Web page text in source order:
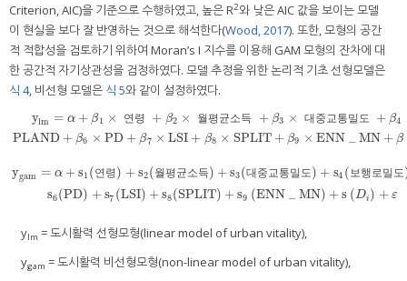
Criterion, AIC)을 기준으로 수행하였고, 높은 R2와 낮은 AIC 값을 보이는 모델
이 현실을 보다 잘 반영하는 것으로 해석한다(Wood, 2017). 또한, 모형의 공간
적 적합성을 검토하기 위하여 Moran’s I 지수를 이용해 GAM 모형의 잔차에 대
한 공간적 자기상관성을 검정하였다. 모델 추정을 위한 논리적 기초 선형모델은
식 4, 비선형 모델은 식 5와 같이 설정하였다.
ylm = α + β1 × 연 령 + β2 × 월평균소득 + β3 × 대 중교통밀 도 + β4
PLAND + β6 × PD + β7 × LSI + β8 × SPLIT + β9 × ENN MN + β
=α+β 연령 β 월평균소득+ ×대중교통밀도 + β4 보행로밀도 +β5
ygam = α + s1(연 령) +s2 (월평균소득) +s3(대 중교통밀 도) + s4 (보행로밀 도
s6(PD) + s7 (LSI) +s8(SPLIT) + s9 (ENN MN) +s (Di ) + ε
y gam 연령) (월평균소득 대중교통밀도 보행로밀도 5
ylm = 도시활력 선형모형(linear model of urban vitality),
ygam = 도시활력 비선형모형(non-linear model of urban vitality),